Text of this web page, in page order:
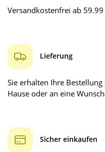
Versandkostenfrei ab
Lieferung
Sie erhalten Ihre
Hause oder an eine
Sicher einkaufen